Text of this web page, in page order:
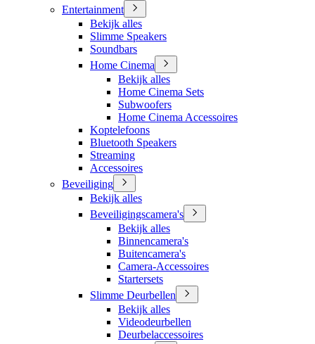
Entertainment
Bekijk alles
Slimme Speakers
Soundbars
Home Cinema
Bekijk alles
Home Cinema Sets
Subwoofers
Home Cinema Accessoires
Koptelefoons
Bluetooth Speakers
Streaming
Accessoires
Beveiliging
Bekijk alles
Beveiligingscamera's
Bekijk alles
Binnencamera's
Buitencamera's
Camera-Accessoires
Startersets
Slimme Deurbellen
Bekijk alles
Videodeurbellen
Deurbelaccessoires